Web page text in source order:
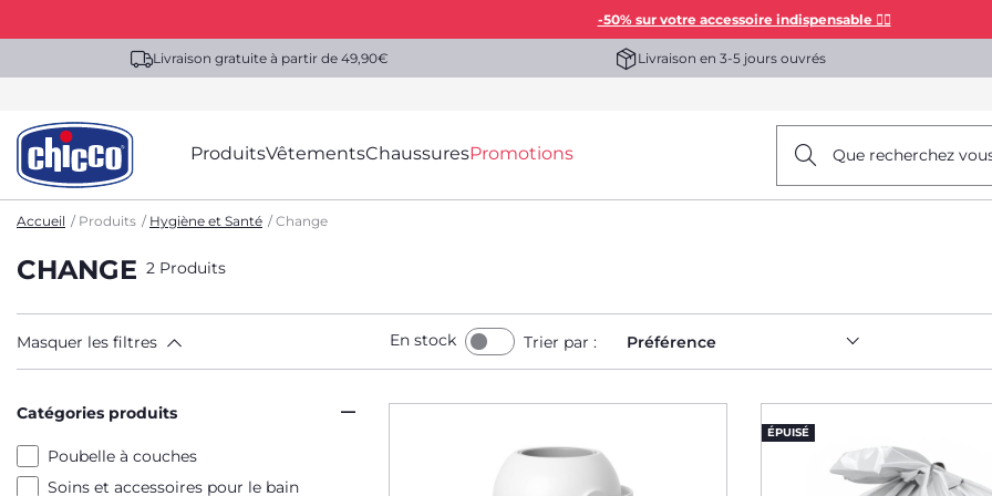
-50% sur votre accessoire indispensable 👯‍♀️
Livraison gratuite à partir de 49,90€ Livraison en 3-5 jours ouvrés
ProduitsVêtementsChaussuresPromotions Que recherchez
Accueil Produits Hygiène et Santé Change
CHANGE 2 Produits
Masquer les filtres En stock Trier par : Préférence
Catégories produits
Poubelle à couches
Soins et accessoires pour le bain
ÉPUISÉ